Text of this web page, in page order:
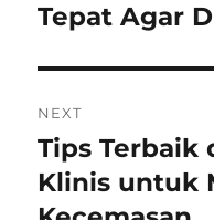
post:
Tepat Agar
NEXT
Next
post:
Tips Terbaik
Klinis untuk